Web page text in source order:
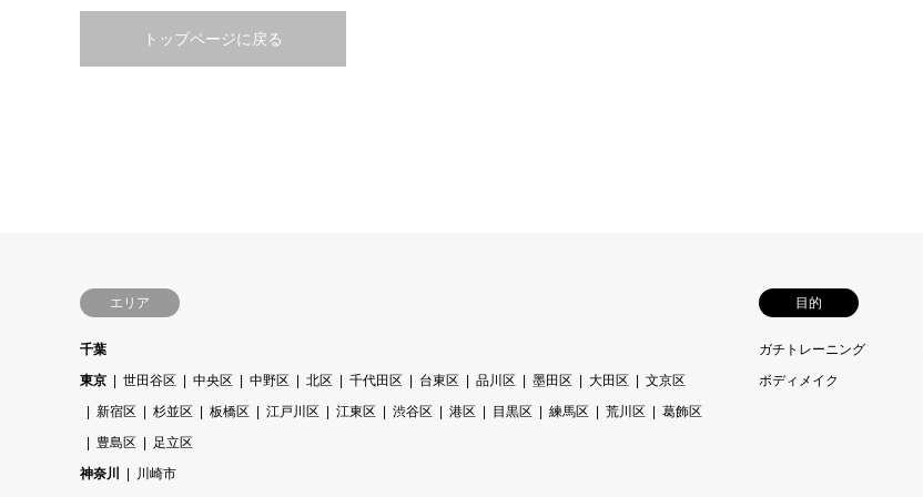
トップページに戻る
エリア
千葉
東京
世田谷区 中央区 中野区 北区 千代田区 台東区 品川区 墨田区 大田区
文京区
新宿区
杉並区 板橋区 江戸川区 江東区 渋谷区 港区 目黒区 練馬区 荒川区
葛飾区
豊島区
足立区
神奈川
川崎市
目的
ガチトレーニング
ボディメイク